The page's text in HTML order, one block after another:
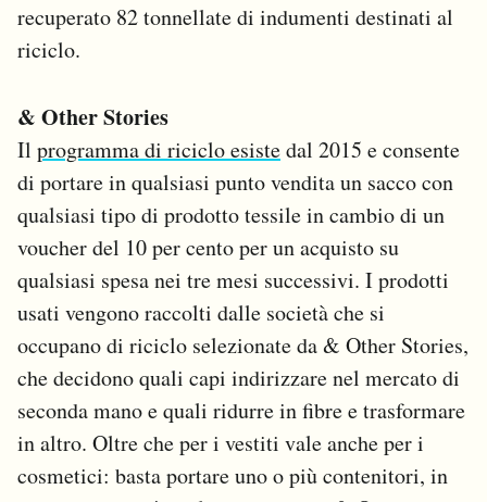
recuperato 82 tonnellate di indumenti destinati al
riciclo.
& Other Stories
Il programma di riciclo esistedal 2015 e consente
di portare in qualsiasi punto vendita un sacco con
qualsiasi tipo di prodotto tessile in cambio di un
voucher del 10 per cento per un acquisto su
qualsiasi spesa nei tre mesi successivi. I prodotti
usati vengono raccolti dalle società che si
occupano di riciclo selezionate da & Other Stories,
che decidono quali capi indirizzare nel mercato di
seconda mano e quali ridurre in fibre e trasformare
in altro. Oltre che per i vestiti vale anche per i
cosmetici: basta portare uno o più contenitori, in